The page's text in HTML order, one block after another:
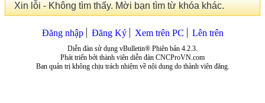
Xin lỗi - Không tìm thấy. Mời bạn tìm từ khóa khác.
Đăng nhập Đăng Ký Xem trên PC Lên trên
Diễn đàn sử dụng vBulletin® Phiên bản 4.2.3.
Phát triển bởi thành viên diễn đàn CNCProVN.com
Ban quản trị không chịu trách nhiệm về nội dung do thành viên đăng.